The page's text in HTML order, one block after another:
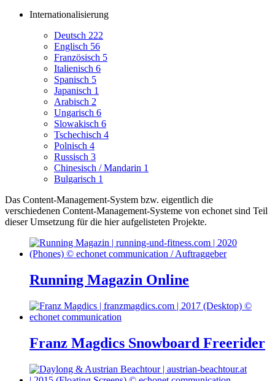
Internationalisierung
Deutsch 222
Englisch 56
Französisch 5
Italienisch 6
Spanisch 5
Japanisch 1
Arabisch 2
Ungarisch 6
Slowakisch 6
Tschechisch 4
Polnisch 4
Russisch 3
Chinesisch / Mandarin 1
Bulgarisch 1
Das Content-Management-System bzw. eigentlich die
verschiedenen Content-Management-Systeme von echonet sind Teil
dieser Umsetzung für die hier aufgelisteten Projekte.
Running Magazin Online
Franz Magdics Snowboard Freerider